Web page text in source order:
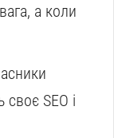
а коли
своє SEO і